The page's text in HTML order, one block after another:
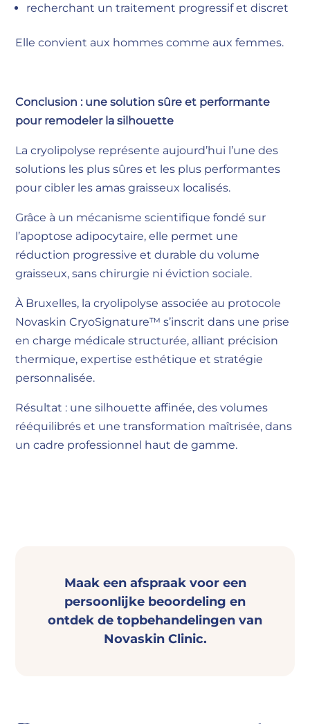
recherchant un traitement progressif et discret
Elle convient aux hommes comme aux femmes.
Conclusion : une solution sûre et performante
pour remodeler la silhouette
La cryolipolyse représente aujourd’hui l’une des
solutions les plus sûres et les plus performantes
pour cibler les amas graisseux localisés.
Grâce à un mécanisme scientifique fondé sur
l’apoptose adipocytaire, elle permet une
réduction progressive et durable du volume
graisseux, sans chirurgie ni éviction sociale.
À Bruxelles, la cryolipolyse associée au protocole
Novaskin CryoSignature™ s’inscrit dans une prise
en charge médicale structurée, alliant précision
thermique, expertise esthétique et stratégie
personnalisée.
Résultat : une silhouette affinée, des volumes
rééquilibrés et une transformation maîtrisée, dans
un cadre professionnel haut de gamme.
Maak een afspraak voor een
persoonlijke beoordeling en
ontdek de topbehandelingen van
Novaskin Clinic.